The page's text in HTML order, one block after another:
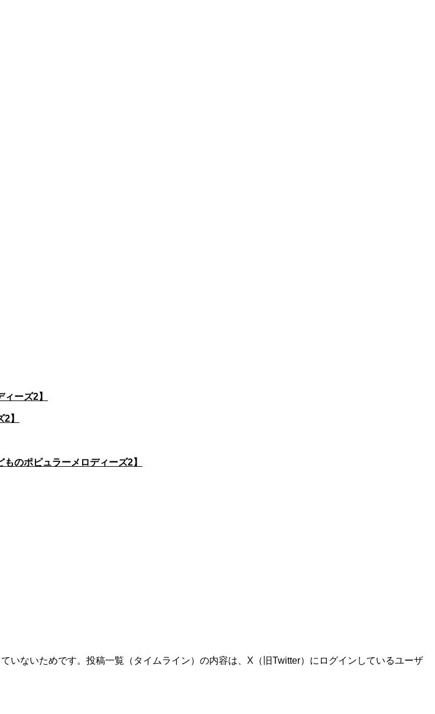
ーズ2】
】
のポピュラーメロディーズ2】
いないためです。投稿一覧（タイムライン）の内容は、X（旧Twitter）にログインしているユーザ